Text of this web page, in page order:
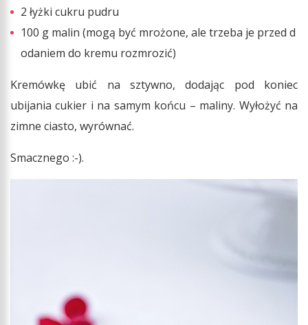
2 łyżki cukru pudru
100 g malin (mogą być mrożone, ale trzeba je przed d
odaniem do kremu rozmrozić)
Kremówkę ubić na sztywno, dodając pod koniec
ubijania cukier i na samym końcu – maliny. Wyłożyć na
zimne ciasto, wyrównać.
Smacznego :-).